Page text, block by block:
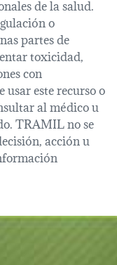
de la salud.
o
partes de
toxicidad,
con
usar este recurso o
al médico u
TRAMIL no se
acción u